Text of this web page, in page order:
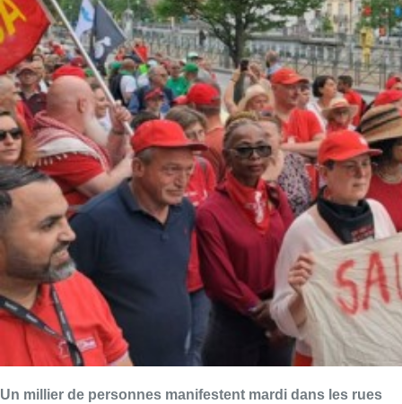
Un millier de personnes manifestent mardi dans les rues